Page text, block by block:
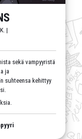
|
sekä vampyyristä
ja
suhteensa kehittyy